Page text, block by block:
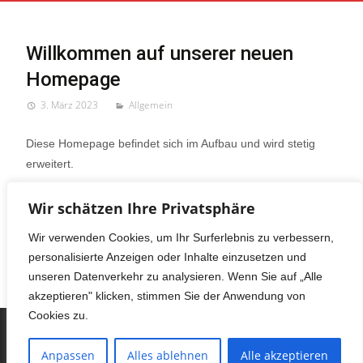
Wir schätzen Ihre Privatsphäre
Wir verwenden Cookies, um Ihr Surferlebnis zu verbessern,
personalisierte Anzeigen oder Inhalte einzusetzen und
unseren Datenverkehr zu analysieren. Wenn Sie auf „Alle
akzeptieren" klicken, stimmen Sie der Anwendung von
Cookies zu.
Anpassen Alles ablehnen Alle akzeptieren
Willkommen auf unserer neuen
Homepage
3. März 2023 Allgemein
Diese Homepage befindet sich im Aufbau und wird stetig
erweitert.
Leave a comment
Copyright © Haralds Imbiss
Powered by WordPress, Themei-maxby TemplatesNext.